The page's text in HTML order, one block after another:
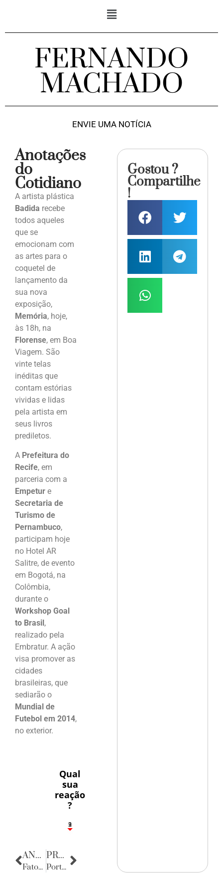
FERNANDO
MACHADO
ENVIE UMA NOTÍCIA
Anotações
do
Cotidiano
A artista plástica
Badida recebe
todos aqueles
que se
emocionam com
as artes para o
coquetel de
lançamento da
sua nova
exposição,
Memória, hoje,
às 18h, na
Florense, em Boa
Viagem. São
vinte telas
inéditas que
contam estórias
vividas e lidas
pela artista em
seus livros
prediletos.
A Prefeitura do
Recife, em
parceria com a
Empetur e
Secretaria de
Turismo de
Pernambuco,
participam hoje
no Hotel AR
Salitre, de evento
em Bogotá, na
Colômbia,
durante o
Workshop Goal
to Brasil,
realizado pela
Embratur. A ação
visa promover as
cidades
brasileiras, que
sediarão o
Mundial de
Futebol em 2014,
no exterior.
Qual
sua
reação
?
3
1
2
9
ANTERIOR
Fatos Diversos
PRÓXIMA
Porta Retratos
Gostou ?
Compartilhe
!